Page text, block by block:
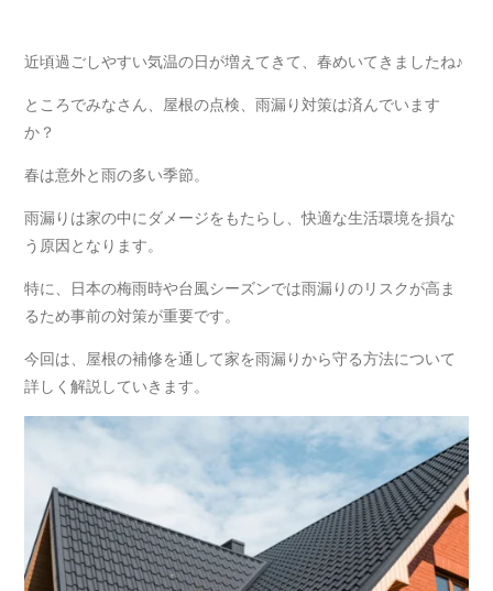
近頃過ごしやすい気温の日が増えてきて、春めいてきましたね♪
ところでみなさん、屋根の点検、雨漏り対策は済んでいます
か？
春は意外と雨の多い季節。
雨漏りは家の中にダメージをもたらし、快適な生活環境を損な
う原因となります。
特に、日本の梅雨時や台風シーズンでは雨漏りのリスクが高ま
るため事前の対策が重要です。
今回は、屋根の補修を通して家を雨漏りから守る方法について
詳しく解説していきます。